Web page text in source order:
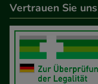
Vertrauen Sie uns